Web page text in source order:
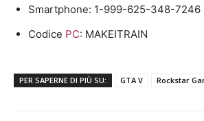
Smartphone: 1-999-625-348-7246
Codice PC: MAKEITRAIN
PER SAPERNE DI PIÙ SU: GTA V Rockstar